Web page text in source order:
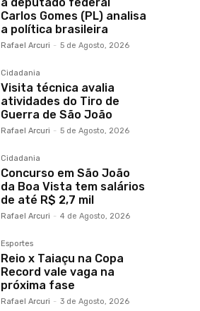
Carlos Gomes (PL) analisa
a política brasileira
Rafael Arcuri - 5 de Agosto, 2026
Cidadania
Visita técnica avalia
atividades do Tiro de
Guerra de São João
Rafael Arcuri - 5 de Agosto, 2026
Cidadania
Concurso em São João
da Boa Vista tem salários
de até R$ 2,7 mil
Rafael Arcuri - 4 de Agosto, 2026
Esportes
Reio x Taiaçu na Copa
Record vale vaga na
próxima fase
Rafael Arcuri - 3 de Agosto, 2026